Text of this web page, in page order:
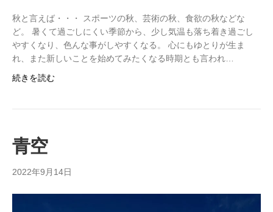
秋と言えば・・・ スポーツの秋、芸術の秋、食欲の秋などな
ど。 暑くて過ごしにくい季節から、少し気温も落ち着き過ごし
やすくなり、色んな事がしやすくなる。 心にもゆとりが生ま
れ、また新しいことを始めてみたくなる時期とも言われ…
続きを読む
青空
2022年9月14日